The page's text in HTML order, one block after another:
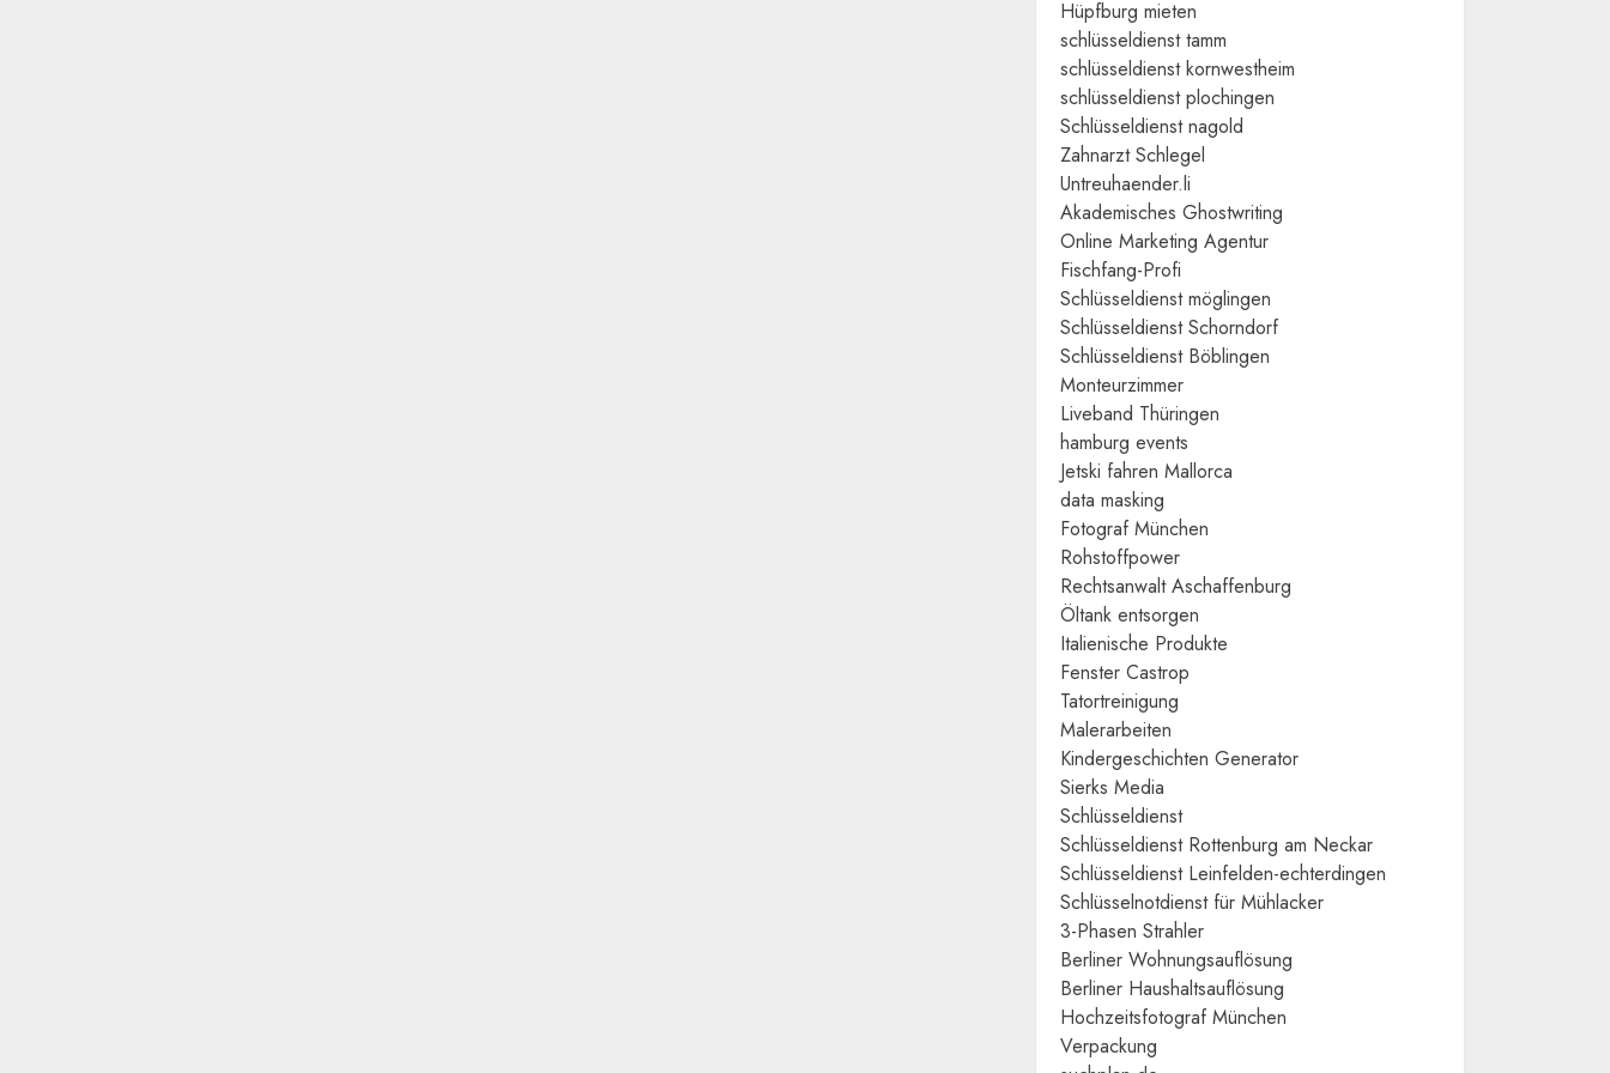
Hüpfburg mieten
schlüsseldienst tamm
schlüsseldienst kornwestheim
schlüsseldienst plochingen
Schlüsseldienst nagold
Zahnarzt Schlegel
Untreuhaender.li
Akademisches Ghostwriting
Online Marketing Agentur
Fischfang-Profi
Schlüsseldienst möglingen
Schlüsseldienst Schorndorf
Schlüsseldienst Böblingen
Monteurzimmer
Liveband Thüringen
hamburg events
Jetski fahren Mallorca
data masking
Fotograf München
Rohstoffpower
Rechtsanwalt Aschaffenburg
Öltank entsorgen
Italienische Produkte
Fenster Castrop
Tatortreinigung
Malerarbeiten
Kindergeschichten Generator
Sierks Media
Schlüsseldienst
Schlüsseldienst Rottenburg am Neckar
Schlüsseldienst Leinfelden-echterdingen
Schlüsselnotdienst für Mühlacker
3-Phasen Strahler
Berliner Wohnungsauflösung
Berliner Haushaltsauflösung
Hochzeitsfotograf München
Verpackung